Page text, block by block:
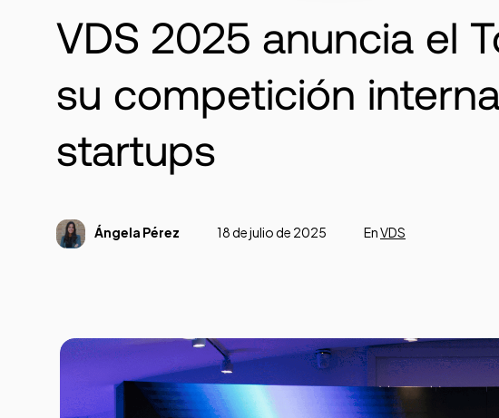
VDS 2025 anuncia el
su competición
startups
Ángela Pérez 18 de julio de 2025 EnVDS